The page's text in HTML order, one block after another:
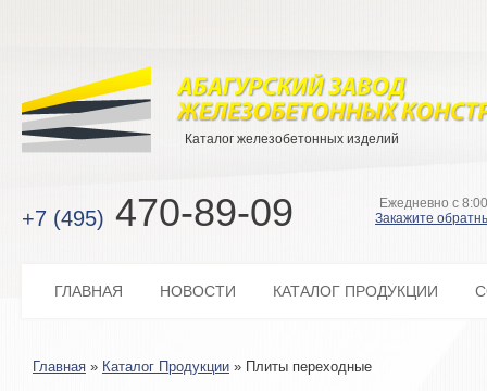
Каталог железобетонных изделий
+7 (495) 470-89-09
Ежедневно с
Закажите
ГЛАВНАЯ НОВОСТИ КАТАЛОГ ПРОДУКЦИИ
Главная » Каталог Продукции » Плиты переходные